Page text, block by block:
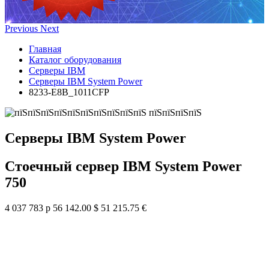
Previous Next
Главная
Каталог оборудования
Серверы IBM
Серверы IBM System Power
8233-E8B_1011CFP
Серверы IBM System Power
Стоечный сервер IBM System Power
750
4 037 783 р 56 142.00 $ 51 215.75 €